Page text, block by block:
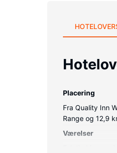
Placering
Fra Quality Inn
Range og 12,9
Værelser